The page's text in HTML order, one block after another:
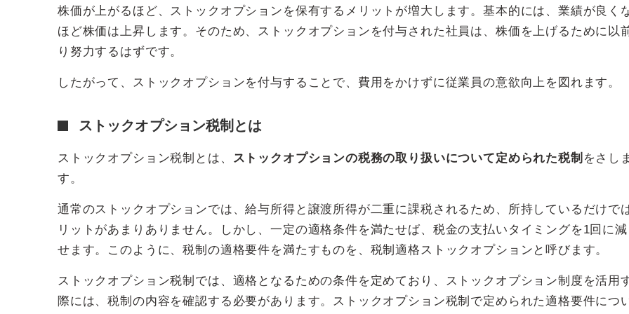
株価が上がるほど、ストックオプションを保有するメリットが増大します。基本的には、業績が良く
ほど株価は上昇します。そのため、ストックオプションを付与された社員は、株価を上げるために以
り努力するはずです。
したがって、ストックオプションを付与することで、費用をかけずに従業員の意欲向上を図れます。
ストックオプション税制とは
ストックオプション税制とは、 ストックオプションの税務の取り扱いについて定められた税制 をさしま
す。
通常のストックオプションでは、給与所得と譲渡所得が二重に課税されるため、所持しているだけで
リットがあまりありません。しかし、一定の適格条件を満たせば、税金の支払いタイミングを1回に減
せます。このように、税制の適格要件を満たすものを、税制適格ストックオプションと呼びます。
ストックオプション税制では、適格となるための条件を定めており、ストックオプション制度を活用
際には、税制の内容を確認する必要があります。ストックオプション税制で定められた適格要件につ